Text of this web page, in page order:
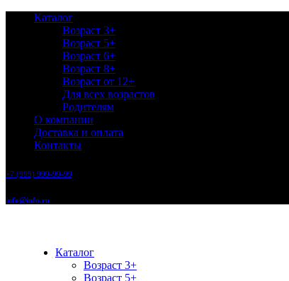
Каталог
Возраст 3+
Возраст 5+
Возраст 6+
Возраст 8+
Возраст от 12+
Для всех возрастов
Родителям
О компании
Доставка и оплата
Контакты
+7 (999) 999-99-99
info@info.ru
Каталог
Возраст 3+
Возраст 5+